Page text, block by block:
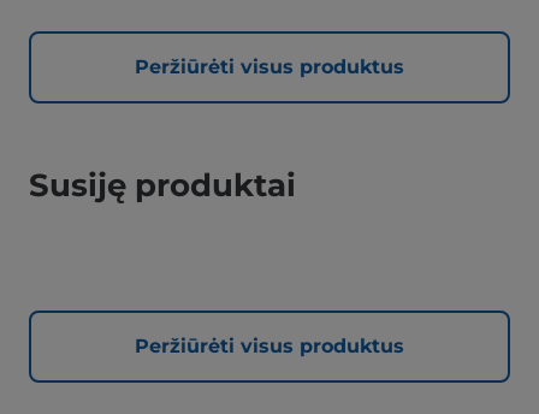
Peržiūrėti visus produktus
Susiję produktai
Peržiūrėti visus produktus